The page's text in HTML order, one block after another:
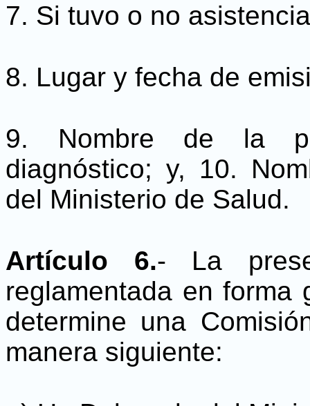
7. Si tuvo o no
8. Lugar y fecha de
9. Nombre de la
diagnóstico; y, 10.
del Ministerio de Salud.
Artículo 6.- La
reglamentada en forma
determine una
manera siguiente: